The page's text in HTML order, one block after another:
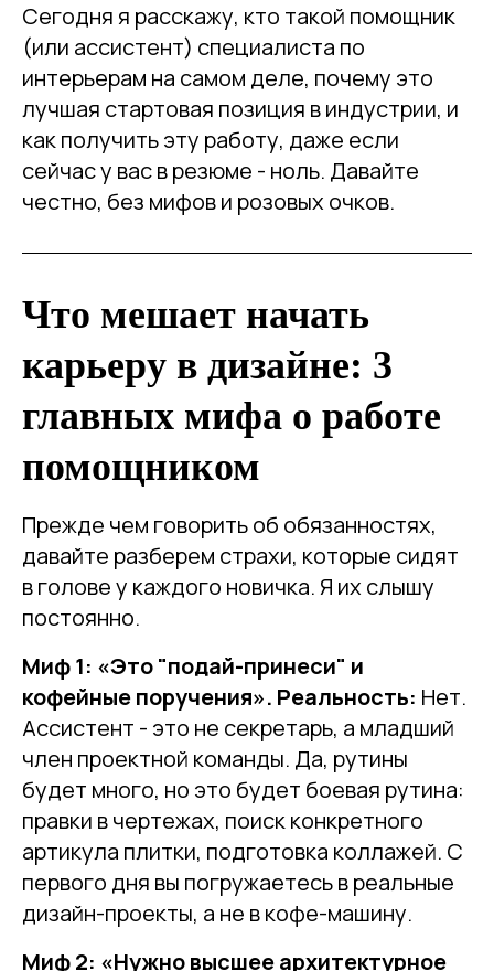
Сегодня я расскажу, кто такой помощник
(или ассистент) специалиста по
интерьерам на самом деле, почему это
лучшая стартовая позиция в индустрии, и
как получить эту работу, даже если
сейчас у вас в резюме - ноль. Давайте
честно, без мифов и розовых очков.
Что мешает начать
карьеру в дизайне: 3
главных мифа о работе
помощником
Прежде чем говорить об обязанностях,
давайте разберем страхи, которые сидят
в голове у каждого новичка. Я их слышу
постоянно.
Миф 1: «Это "подай-принеси" и
кофейные поручения». Реальность: Нет.
Ассистент - это не секретарь, а младший
член проектной команды. Да, рутины
будет много, но это будет боевая рутина:
правки в чертежах, поиск конкретного
артикула плитки, подготовка коллажей. С
первого дня вы погружаетесь в реальные
дизайн-проекты, а не в кофе-машину.
Миф 2: «Нужно высшее архитектурное